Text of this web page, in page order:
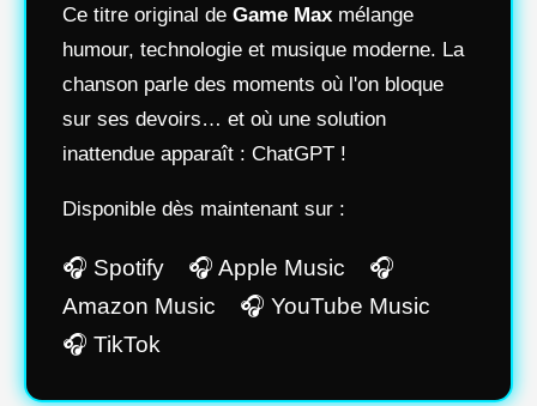
Ce titre original de Game Max mélange
humour, technologie et musique moderne. La
chanson parle des moments où l'on bloque
sur ses devoirs… et où une solution
inattendue apparaît : ChatGPT !
Disponible dès maintenant sur :
🎧 Spotify 🎧 Apple Music 🎧
Amazon Music 🎧 YouTube Music
🎧 TikTok